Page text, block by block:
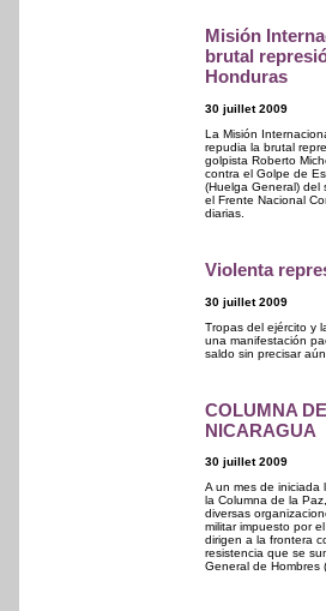
Misión
brutal
Honduras
30 juillet 2009
La Misión
repudia la brutal
golpista Roberto
contra el Golpe de
(Huelga General)
el Frente Nacional
diarias.
Violenta
30 juillet 2009
Tropas del ejército y
una manifestación
saldo sin precisar
COLUMNA
NICARAGUA
30 juillet 2009
A un mes de iniciada
la Columna de la
diversas
militar impuesto por
dirigen a la frontera
resistencia que se
General de Hombres